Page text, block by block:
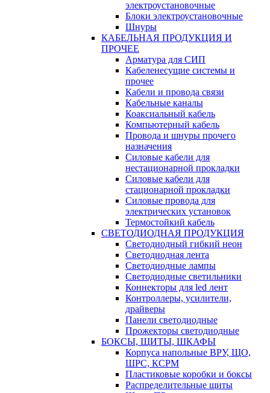
электроустановочные
Блоки электроустановочные
Шнуры
КАБЕЛЬНАЯ ПРОДУКЦИЯ И
ПРОЧЕЕ
Арматура для СИП
Кабеленесущие системы и
прочее
Кабели и провода связи
Кабельные каналы
Коаксиальный кабель
Компьютерный кабель
Провода и шнуры прочего
назначения
Силовые кабели для
нестационарной прокладки
Силовые кабели для
стационарной прокладки
Силовые провода для
электрических установок
Термостойкий кабель
СВЕТОДИОДНАЯ ПРОДУКЦИЯ
Светодиодный гибкий неон
Светодиодная лента
Светодиодные лампы
Светодиодные светильники
Коннекторы для led лент
Контроллеры, усилители,
драйверы
Панели светодиодные
Прожекторы светодиодные
БОКСЫ, ЩИТЫ, ШКАФЫ
Корпуса напольные ВРУ, ЩО,
ШРС, КСРМ
Пластиковые коробки и боксы
Распределительные щиты